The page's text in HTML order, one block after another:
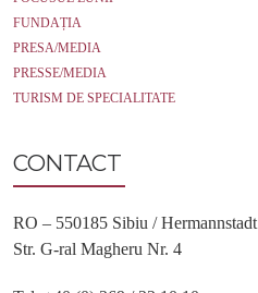
FUNDAȚIA
PRESA/MEDIA
PRESSE/MEDIA
TURISM DE SPECIALITATE
CONTACT
RO – 550185 Sibiu / Hermannstadt
Str. G-ral Magheru Nr. 4